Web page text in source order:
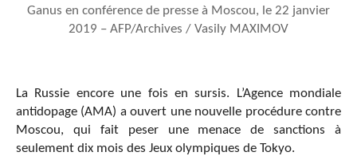
Ganus en conférence de presse à Moscou, le 22 janvier
2019 – AFP/Archives / Vasily MAXIMOV
La Russie encore une fois en sursis. L’Agence mondiale
antidopage (AMA) a ouvert une nouvelle procédure contre
Moscou, qui fait peser une menace de sanctions à
seulement dix mois des Jeux olympiques de Tokyo.